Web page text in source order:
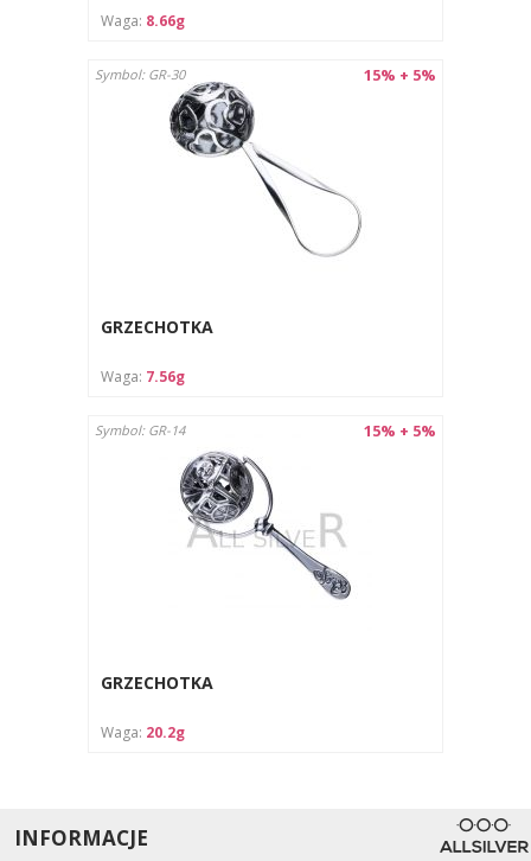
Waga: 8.66g
15% + 5%
Symbol: GR-30
GRZECHOTKA
Waga: 7.56g
15% + 5%
Symbol: GR-14
GRZECHOTKA
Waga: 20.2g
INFORMACJE